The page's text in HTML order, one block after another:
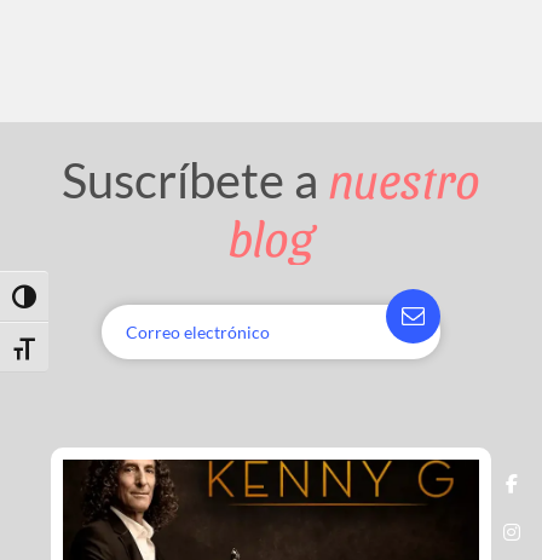
Toggle High Contrast
Toggle Font size
Suscríbete a nuestro
blog